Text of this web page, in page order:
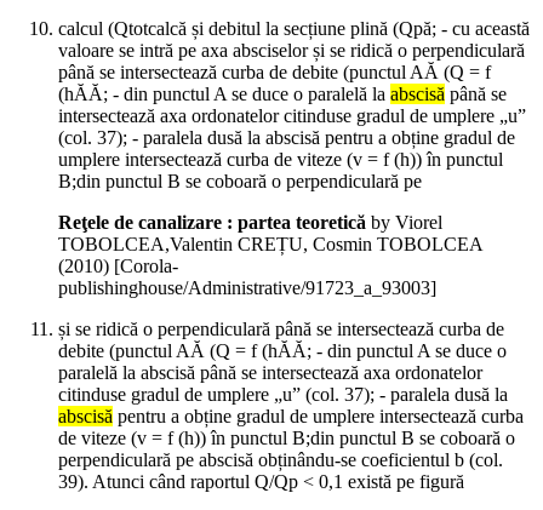
calcul (Qtotcalcă și debitul la secțiune plină (Qpă; - cu această
valoare se intră pe axa absciselor și se ridică o perpendiculară
până se intersectează curba de debite (punctul AĂ (Q = f
(hĂĂ; - din punctul A se duce o paralelă la abscisă până se
intersectează axa ordonatelor citinduse gradul de umplere „u”
(col. 37); - paralela dusă la abscisă pentru a obține gradul de
umplere intersectează curba de viteze (v = f (h)) în punctul
B;din punctul B se coboară o perpendiculară pe
Reţele de canalizare : partea teoretică by Viorel
TOBOLCEA,Valentin CREȚU, Cosmin TOBOLCEA
(2010) [Corola-
publishinghouse/Administrative/91723_a_93003]
și se ridică o perpendiculară până se intersectează curba de
debite (punctul AĂ (Q = f (hĂĂ; - din punctul A se duce o
paralelă la abscisă până se intersectează axa ordonatelor
citinduse gradul de umplere „u” (col. 37); - paralela dusă la
abscisă pentru a obține gradul de umplere intersectează curba
de viteze (v = f (h)) în punctul B;din punctul B se coboară o
perpendiculară pe abscisă obținându-se coeficientul b (col.
39). Atunci când raportul Q/Qp < 0,1 există pe figură